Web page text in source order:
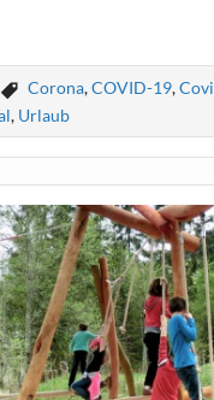
Corona,COVID-19,
, Urlaub